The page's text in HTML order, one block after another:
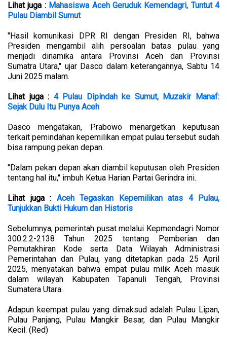
Lihat juga : Mahasiswa Aceh Geruduk Kemendagri, Tuntut 4
Pulau Diambil Sumut
"Hasil komunikasi DPR RI dengan Presiden RI, bahwa
Presiden mengambil alih persoalan batas pulau yang
menjadi dinamika antara Provinsi Aceh dan Provinsi
Sumatra Utara," ujar Dasco dalam keterangannya, Sabtu 14
Juni 2025 malam.
Lihat juga : 4 Pulau Dipindah ke Sumut, Muzakir Manaf:
Sejak Dulu Itu Punya Aceh
Dasco mengatakan, Prabowo menargetkan keputusan
terkait pemindahan kepemilikan empat pulau tersebut sudah
bisa rampung pekan depan.
"Dalam pekan depan akan diambil keputusan oleh Presiden
tentang hal itu," imbuh Ketua Harian Partai Gerindra ini.
Lihat juga : Aceh Tegaskan Kepemilikan atas 4 Pulau,
Tunjukkan Bukti Hukum dan Historis
Sebelumnya, pemerintah pusat melalui Kepmendagri Nomor
300.2.2-2138 Tahun 2025 tentang Pemberian dan
Pemutakhiran Kode serta Data Wilayah Administrasi
Pemerintahan dan Pulau, yang ditetapkan pada 25 April
2025, menyatakan bahwa empat pulau milik Aceh masuk
dalam wilayah Kabupaten Tapanuli Tengah, Provinsi
Sumatera Utara.
Adapun keempat pulau yang dimaksud adalah Pulau Lipan,
Pulau Panjang, Pulau Mangkir Besar, dan Pulau Mangkir
Kecil. (Red)